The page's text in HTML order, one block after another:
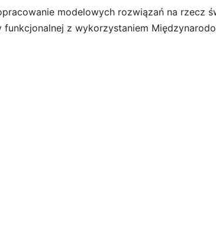
modelowych rozwiązań na
z wykorzystaniem